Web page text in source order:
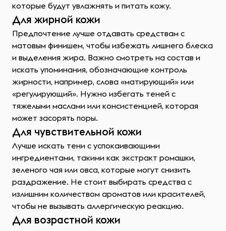
которые будут увлажнять и питать кожу.
Для жирной кожи
Предпочтение лучше отдавать средствам с
матовым финишем, чтобы избежать лишнего блеска
и выделения жира. Важно смотреть на состав и
искать упоминания, обозначающие контроль
жирности, например, слова «матирующий» или
«регулирующий». Нужно избегать теней с
тяжелыми маслами или консистенцией, которая
может засорять поры.
Для чувствительной кожи
Лучше искать тени с успокаивающими
ингредиентами, такими как экстракт ромашки,
зеленого чая или овса, которые могут снизить
раздражение. Не стоит выбирать средства с
излишним количеством ароматов или красителей,
чтобы не вызывать аллергическую реакцию.
Для возрастной кожи